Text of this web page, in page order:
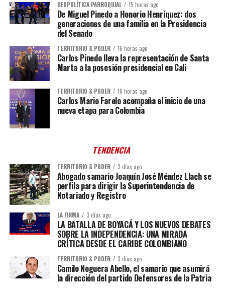
GEOPOLÍTICA PARROQUIAL 15 horas ago
De Miguel Pinedo a Honorio Henríquez: dos
generaciones de una familia en la Presidencia
del Senado
TERRITORIO & PODER 16 horas ago
Carlos Pinedo lleva la representación de Santa
Marta a la posesión presidencial en Cali
TERRITORIO & PODER 16 horas ago
Carlos Mario Farelo acompaña el inicio de una
nueva etapa para Colombia
TENDENCIA
TERRITORIO & PODER 3 días ago
Abogado samario Joaquín José Méndez Llach se
perfila para dirigir la Superintendencia de
Notariado y Registro
LA FIRMA 3 días ago
LA BATALLA DE BOYACÁ Y LOS NUEVOS DEBATES
SOBRE LA INDEPENDENCIA: UNA MIRADA
CRÍTICA DESDE EL CARIBE COLOMBIANO
TERRITORIO & PODER 3 días ago
Camilo Noguera Abello, el samario que asumirá
la dirección del partido Defensores de la Patria